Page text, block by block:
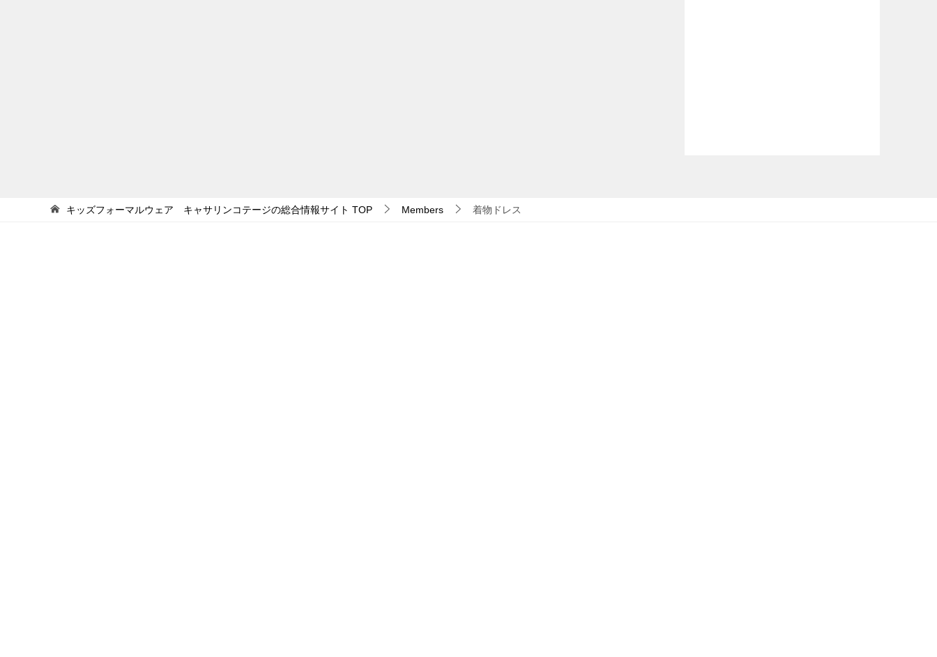
キッズフォーマルウェア キャサリンコテージの総合情報サイト TOP Members 着物ドレス